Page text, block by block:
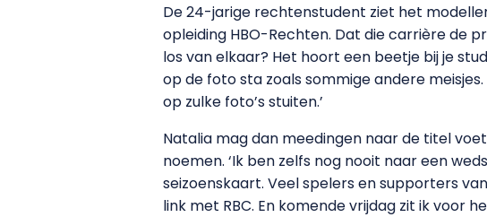
De 24-jarige rechtenstudent ziet het
opleiding HBO-Rechten. Dat die carrière de
los van elkaar? Het hoort een beetje bij je
op de foto sta zoals sommige andere
op zulke foto’s stuiten.’
Natalia mag dan meedingen naar de titel
noemen. ‘Ik ben zelfs nog nooit naar een
seizoenskaart. Veel spelers en supporters
link met RBC. En komende vrijdag zit ik voor